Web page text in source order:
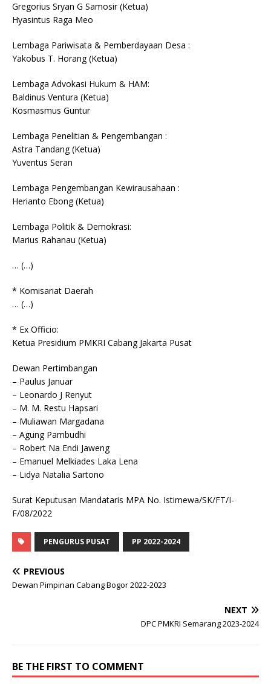
Gregorius Sryan G Samosir (Ketua)
Hyasintus Raga Meo
Lembaga Pariwisata & Pemberdayaan Desa :
Yakobus T. Horang (Ketua)
Lembaga Advokasi Hukum & HAM:
Baldinus Ventura (Ketua)
Kosmasmus Guntur
Lembaga Penelitian & Pengembangan :
Astra Tandang (Ketua)
Yuventus Seran
Lembaga Pengembangan Kewirausahaan :
Herianto Ebong (Ketua)
Lembaga Politik & Demokrasi:
Marius Rahanau (Ketua)
… (…)
* Komisariat Daerah
… (…)
* Ex Officio:
Ketua Presidium PMKRI Cabang Jakarta Pusat
Dewan Pertimbangan
– Paulus Januar
– Leonardo J Renyut
– M. M. Restu Hapsari
– Muliawan Margadana
– Agung Pambudhi
– Robert Na Endi Jaweng
– Emanuel Melkiades Laka Lena
– Lidya Natalia Sartono
Surat Keputusan Mandataris MPA No. Istimewa/SK/FT/I-
F/08/2022
PENGURUS PUSAT PP 2022-2024
PREVIOUS
Dewan Pimpinan Cabang Bogor 2022-2023
NEXT
DPC PMKRI Semarang 2023-2024
BE THE FIRST TO COMMENT